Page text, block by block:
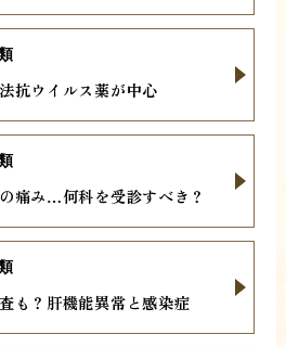
抗ウイルス薬が中心
痛み…何科を受診すべき？
も？肝機能異常と感染症